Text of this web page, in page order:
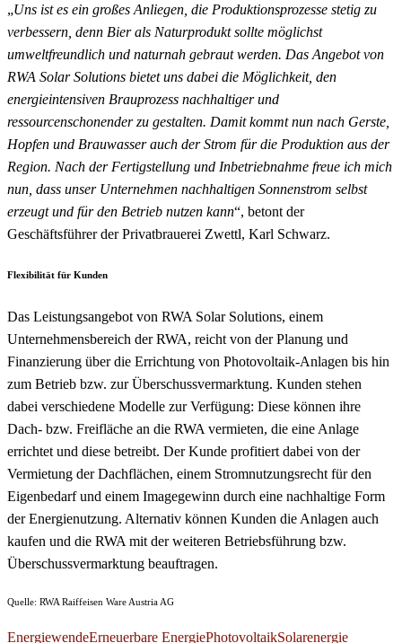
„Uns ist es ein großes Anliegen, die Produktionsprozesse stetig zu
verbessern, denn Bier als Naturprodukt sollte möglichst
umweltfreundlich und naturnah gebraut werden. Das Angebot von
RWA Solar Solutions bietet uns dabei die Möglichkeit, den
energieintensiven Brauprozess nachhaltiger und
ressourcenschonender zu gestalten. Damit kommt nun nach Gerste,
Hopfen und Brauwasser auch der Strom für die Produktion aus der
Region. Nach der Fertigstellung und Inbetriebnahme freue ich mich
nun, dass unser Unternehmen nachhaltigen Sonnenstrom selbst
erzeugt und für den Betrieb nutzen kann“, betont der
Geschäftsführer der Privatbrauerei Zwettl, Karl Schwarz.
Flexibilität für Kunden
Das Leistungsangebot von RWA Solar Solutions, einem
Unternehmensbereich der RWA, reicht von der Planung und
Finanzierung über die Errichtung von Photovoltaik-Anlagen bis hin
zum Betrieb bzw. zur Überschussvermarktung. Kunden stehen
dabei verschiedene Modelle zur Verfügung: Diese können ihre
Dach- bzw. Freifläche an die RWA vermieten, die eine Anlage
errichtet und diese betreibt. Der Kunde profitiert dabei von der
Vermietung der Dachflächen, einem Stromnutzungsrecht für den
Eigenbedarf und einem Imagegewinn durch eine nachhaltige Form
der Energienutzung. Alternativ können Kunden die Anlagen auch
kaufen und die RWA mit der weiteren Betriebsführung bzw.
Überschussvermarktung beauftragen.
Quelle: RWA Raiffeisen Ware Austria AG
EnergiewendeErneuerbare EnergiePhotovoltaikSolarenergie